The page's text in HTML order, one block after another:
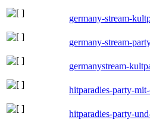
germany-stream-
germany-stream-
germanystream-
hitparadies-party-
hitparadies-party-